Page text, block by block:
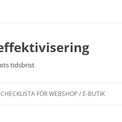
tidsbrist
CHECKLISTA FÖR WEBSHOP / E-BUTIK